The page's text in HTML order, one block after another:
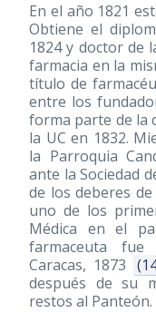
En el año 1821
Obtiene el
1824 y doctor de
farmacia en la
título de
entre los
forma parte de la
la UC en 1832.
la Parroquia
ante la Sociedad
de los deberes
uno de los
Médica en el
farmaceuta
Caracas, 1873
después de su
restos al Panteón.